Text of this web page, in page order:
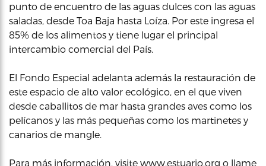
punto de encuentro de las aguas dulces con las aguas
saladas, desde Toa Baja hasta Loíza. Por este ingresa el
85% de los alimentos y tiene lugar el principal
intercambio comercial del País.
El Fondo Especial adelanta además la restauración de
este espacio de alto valor ecológico, en el que viven
desde caballitos de mar hasta grandes aves como los
pelícanos y las más pequeñas como los martinetes y
canarios de mangle.
Para más información, visite www.estuario.org o llame